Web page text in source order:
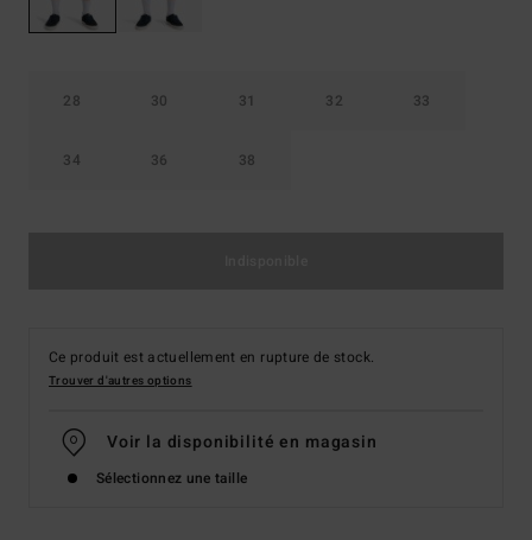
28 30 31 32 33
34 36 38
Ce produit est actuellement en rupture de stock.
Trouver d'autres options
Voir la disponibilité en magasin
Sélectionnez une taille